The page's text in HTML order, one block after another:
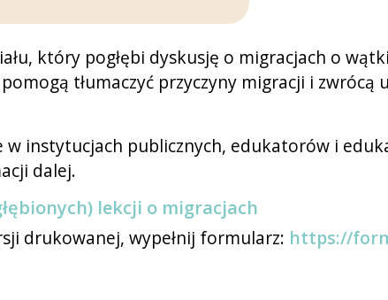
który pogłębi dyskusję o migracjach o
tłumaczyć przyczyny migracji i
w instytucjach publicznych, edukatorów i
dalej.
lekcji o migracjach
drukowanej, wypełnij formularz: https://